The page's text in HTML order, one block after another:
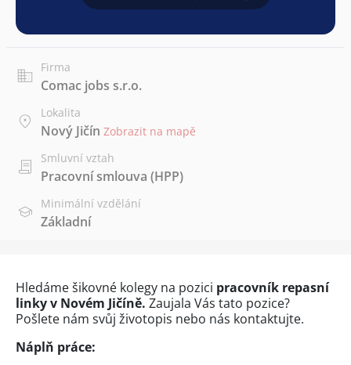
Firma
Comac jobs s.r.o.
Lokalita
Nový Jičín Zobrazit na mapě
Smluvní vztah
Pracovní smlouva (HPP)
Minimální vzdělání
Základní
Hledáme šikovné kolegy na pozici pracovník repasní
linky v Novém Jičíně. Zaujala Vás tato pozice?
Pošlete nám svůj životopis nebo nás kontaktujte.
Náplň práce: